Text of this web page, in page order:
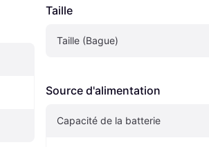
Taille
Taille (Bague)
Source d'alimentation
Capacité de la batterie